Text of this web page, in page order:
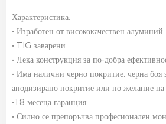
Характеристика:
• Изработен от висококачествен
• TIG заварени
• Лека конструкция за по-добра
• Има налични черно покритие, черна боя
анодизирано покритие или по желание на
•18 месеца гаранция
• Силно се препоръчва професионален